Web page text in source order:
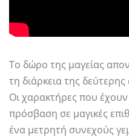
Το δώρο της μαγείας
τη διάρκεια της
Οι χαρακτήρες που
πρόσβαση σε μαγικές
ένα μετρητή συνεχούς